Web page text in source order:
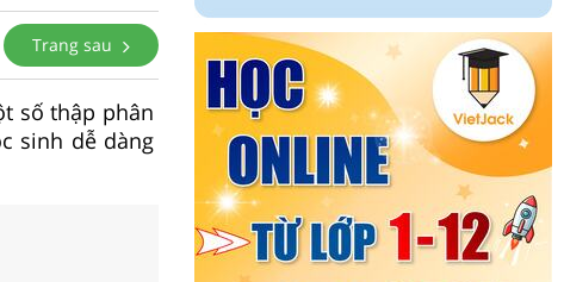
Trang sau
số thập phân
sinh dễ dàng